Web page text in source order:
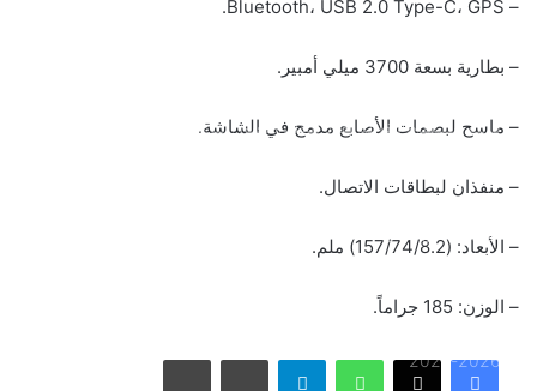
– Bluetooth، USB 2.0 Type-C، GPS.
– بطارية بسعة 3700 ميلي أمبير.
– ماسح لبصمات الأصابع مدمج في الشاشة.
– منفذان لبطاقات الاتصال.
– الأبعاد: (157/74/8.2) ملم.
– الوزن: 185 جراماً.
واتساب تيلقرام مشاركة عبر البريد طباعة
بالصور: 800 متر من الرعب في بامبلونا.. ثيران هائجة تسحق
ثنائية بيلينغهام القاتلة تقود إنجلترا لعبور النرويج إلى نصف نهائي
أمريكا تشنّ الجولة الثالثة من ضرباتها الجوية على إيران رداً على
هجوم بمضيق هرمز
2026-2027